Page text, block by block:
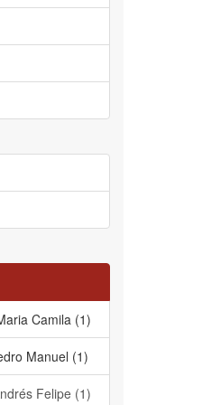
Camila (1)
Manuel (1)
Felipe (1)